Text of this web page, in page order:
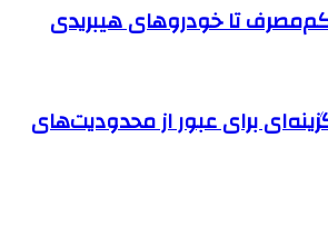
تا خودروهای هیبریدی
برای عبور از محدودیت‌های